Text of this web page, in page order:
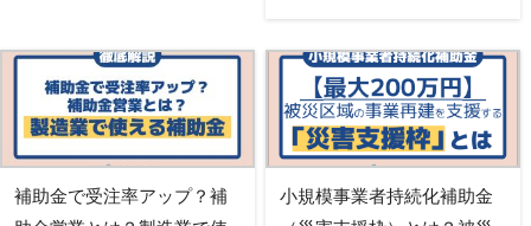
補助金で受注率アップ？補
小規模事業者持続化補助金